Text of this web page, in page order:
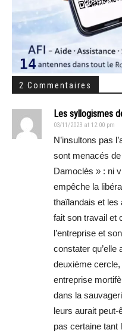
2 Commentaires
Les syllogismes
03/11/2023 at 12:00 pm
N’insultons pas
sont menacés
Damoclès » : ni
empêche la
thaïlandais et les
fait son travail et
l’entreprise et
constater qu’elle
deuxième
entreprise
dans la
leurs aurait peut-
pas certaine tant